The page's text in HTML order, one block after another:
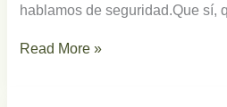
hablamos de seguridad.Que sí,
Read More »